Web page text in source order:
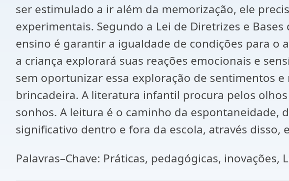
ser estimulado a ir além da memorização, ele
experimentais. Segundo a Lei de Diretrizes e
ensino é garantir a igualdade de condições para o
a criança explorará suas reações emocionais e
sem oportunizar essa exploração de sentimentos
brincadeira. A literatura infantil procura pelos
sonhos. A leitura é o caminho da espontaneidade,
significativo dentro e fora da escola, através
Palavras–Chave: Práticas, pedagógicas, inovações,